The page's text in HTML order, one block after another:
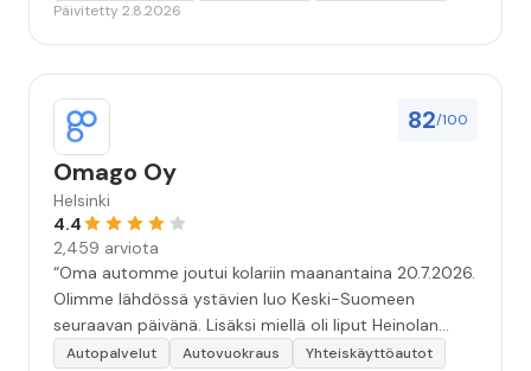
Päivitetty 2.8.2026
82/100
Omago Oy
Helsinki
4.4
2,459 arviota
“Oma automme joutui kolariin maanantaina 20.7.2026.
Olimme lähdössä ystävien luo Keski-Suomeen
seuraavan päivänä. Lisäksi miellä oli liput Heinolan
kesäteatteriin klo 14. Yritin saada illalla 20.7. ja varhain
Autopalvelut Autovuokraus
Yhteiskäyttöautot